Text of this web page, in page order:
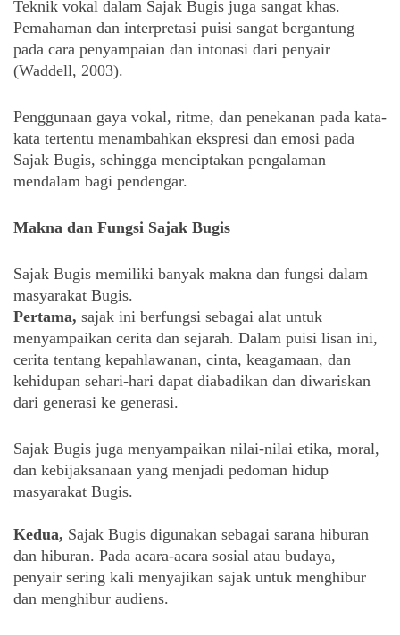
Teknik vokal dalam Sajak Bugis juga sangat khas.
Pemahaman dan interpretasi puisi sangat bergantung
pada cara penyampaian dan intonasi dari penyair
(Waddell, 2003).
Penggunaan gaya vokal, ritme, dan penekanan pada kata-
kata tertentu menambahkan ekspresi dan emosi pada
Sajak Bugis, sehingga menciptakan pengalaman
mendalam bagi pendengar.
Makna dan Fungsi Sajak Bugis
Sajak Bugis memiliki banyak makna dan fungsi dalam
masyarakat Bugis.
Pertama, sajak ini berfungsi sebagai alat untuk
menyampaikan cerita dan sejarah. Dalam puisi lisan ini,
cerita tentang kepahlawanan, cinta, keagamaan, dan
kehidupan sehari-hari dapat diabadikan dan diwariskan
dari generasi ke generasi.
Sajak Bugis juga menyampaikan nilai-nilai etika, moral,
dan kebijaksanaan yang menjadi pedoman hidup
masyarakat Bugis.
Kedua, Sajak Bugis digunakan sebagai sarana hiburan
dan hiburan. Pada acara-acara sosial atau budaya,
penyair sering kali menyajikan sajak untuk menghibur
dan menghibur audiens.